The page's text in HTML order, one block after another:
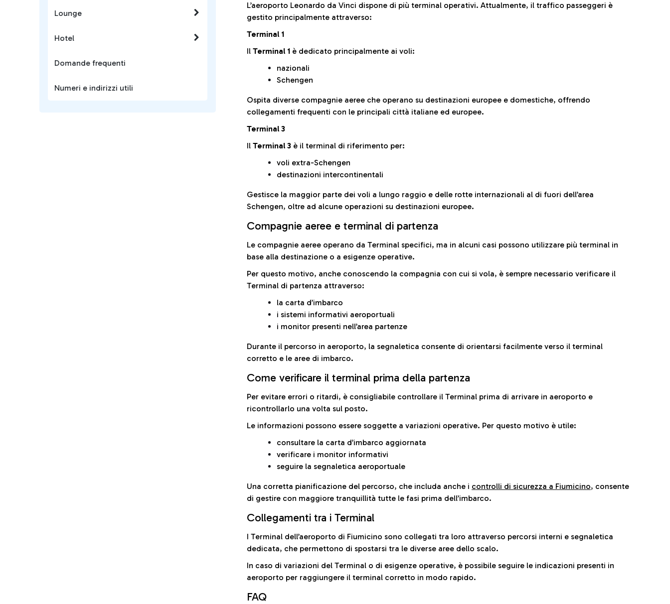
Lounge
Hotel
Domande frequenti
Numeri e indirizzi utili
L’aeroporto Leonardo da Vinci dispone di più terminal operativi. Attualmente, il traffico passeggeri è
gestito principalmente attraverso:
Terminal 1
Il Terminal 1 è dedicato principalmente ai voli:
nazionali
Schengen
Ospita diverse compagnie aeree che operano su destinazioni europee e domestiche, offrendo
collegamenti frequenti con le principali città italiane ed europee.
Terminal 3
Il Terminal 3 è il terminal di riferimento per:
voli extra-Schengen
destinazioni intercontinentali
Gestisce la maggior parte dei voli a lungo raggio e delle rotte internazionali al di fuori dell’area
Schengen, oltre ad alcune operazioni su destinazioni europee.
Compagnie aeree e terminal di partenza
Le compagnie aeree operano da Terminal specifici, ma in alcuni casi possono utilizzare più terminal in
base alla destinazione o a esigenze operative.
Per questo motivo, anche conoscendo la compagnia con cui si vola, è sempre necessario verificare il
Terminal di partenza attraverso:
la carta d’imbarco
i sistemi informativi aeroportuali
i monitor presenti nell’area partenze
Durante il percorso in aeroporto, la segnaletica consente di orientarsi facilmente verso il terminal
corretto e le aree di imbarco.
Come verificare il terminal prima della partenza
Per evitare errori o ritardi, è consigliabile controllare il Terminal prima di arrivare in aeroporto e
ricontrollarlo una volta sul posto.
Le informazioni possono essere soggette a variazioni operative. Per questo motivo è utile:
consultare la carta d’imbarco aggiornata
verificare i monitor informativi
seguire la segnaletica aeroportuale
Una corretta pianificazione del percorso, che includa anche i controlli di sicurezza a Fiumicino, consente
di gestire con maggiore tranquillità tutte le fasi prima dell’imbarco.
Collegamenti tra i Terminal
I Terminal dell’aeroporto di Fiumicino sono collegati tra loro attraverso percorsi interni e segnaletica
dedicata, che permettono di spostarsi tra le diverse aree dello scalo.
In caso di variazioni del Terminal o di esigenze operative, è possibile seguire le indicazioni presenti in
aeroporto per raggiungere il terminal corretto in modo rapido.
FAQ